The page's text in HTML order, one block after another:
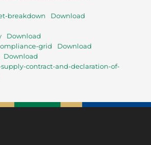
breakdown
Download
Download
grid
Download
Download
supply-contract-and-declaration-of-